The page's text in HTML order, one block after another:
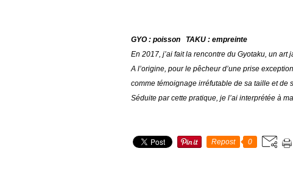
GYO : poisson
TAKU : empreinte
En 2017, j’ai fait la rencontre du Gyotaku, un art
A l’origine, pour le pêcheur d’une prise
comme témoignage irréfutable de sa taille et de
Séduite par cette pratique, je l’ai interprétée à
Repost 0